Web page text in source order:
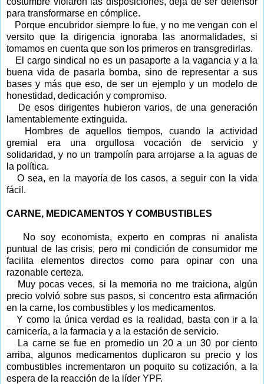
para transformarse en cómplice.
Porque encubridor siempre lo fue, y no me vengan con el
versito que la dirigencia ignoraba las anormalidades, si
tomamos en cuenta que son los primeros en transgredirlas.
El cargo sindical no es un pasaporte a la vagancia y a la
buena vida de pasarla bomba, sino de representar a sus
bases y más que eso, de ser un ejemplo y un modelo de
honestidad, dedicación y compromiso.
De esos dirigentes hubieron varios, de una generación
lamentablemente extinguida.
Hombres de aquellos tiempos, cuando la actividad
gremial era una orgullosa vocación de servicio y
solidaridad, y no un trampolín para arrojarse a la aguas de
la política.
O sea, en la mayoría de los casos, a seguir con la vida
fácil.
CARNE, MEDICAMENTOS Y COMBUSTIBLES
No soy economista, experto en compras ni analista
puntual de las crisis, pero mi condición de consumidor me
facilita elementos directos como para opinar con una
razonable certeza.
Muy pocas veces, si la memoria no me traiciona, algún
precio volvió sobre sus pasos, si concentro esta afirmación
en la carne, los combustibles y los medicamentos.
Y como la única verdad es la realidad, basta con ir a la
carnicería, a la farmacia y a la estación de servicio.
La carne se fue en promedio un 20 a un 30 por ciento
arriba, algunos medicamentos duplicaron su precio y los
combustibles incrementaron un poquito su cotización, a la
espera de la reacción de la líder YPF.